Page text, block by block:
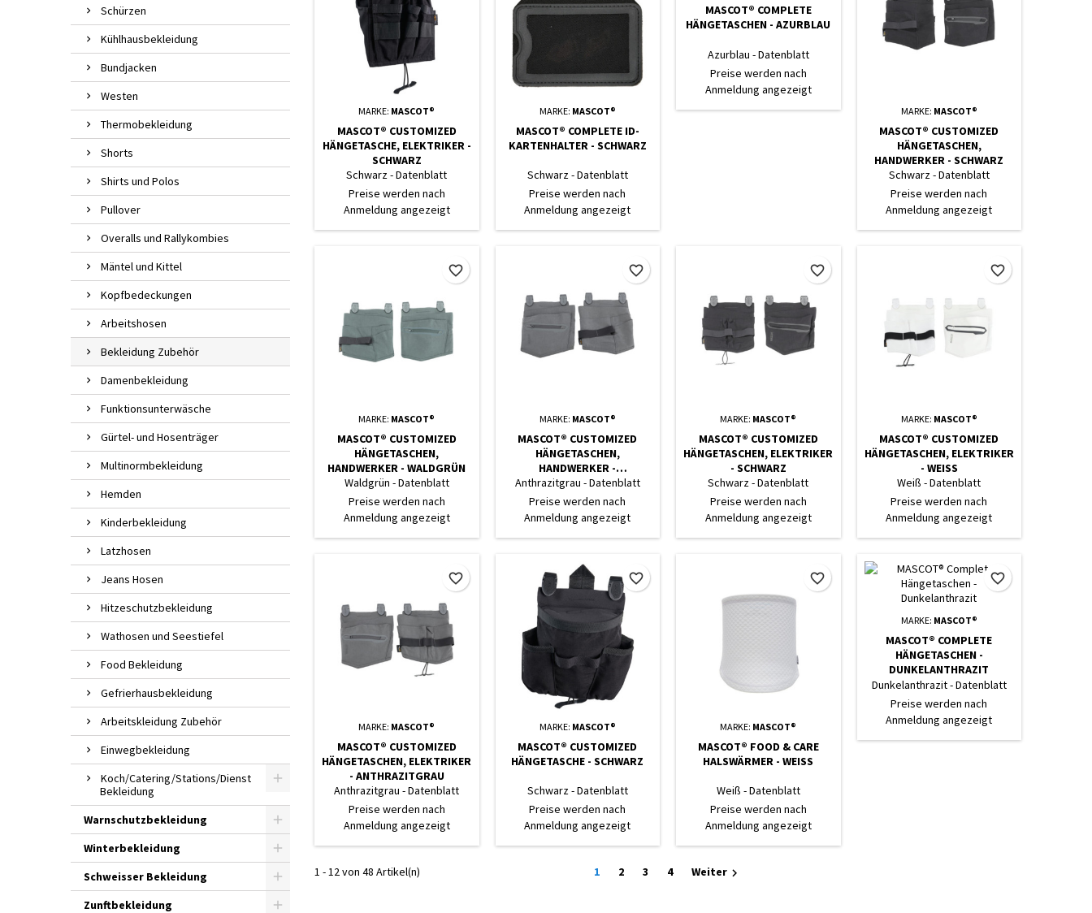
Schürzen
Kühlhausbekleidung
Bundjacken
Westen
Thermobekleidung
Shorts
Shirts und Polos
Pullover
Overalls und Rallykombies
Mäntel und Kittel
Kopfbedeckungen
Arbeitshosen
Bekleidung Zubehör
Damenbekleidung
Funktionsunterwäsche
Gürtel- und Hosenträger
Multinormbekleidung
Hemden
Kinderbekleidung
Latzhosen
Jeans Hosen
Hitzeschutzbekleidung
Wathosen und Seestiefel
Food Bekleidung
Gefrierhausbekleidung
Arbeitskleidung Zubehör
Einwegbekleidung
Koch/Catering/Stations/Dienst
Bekleidung
Warnschutzbekleidung
Winterbekleidung
Schweisser Bekleidung
Zunftbekleidung
MARKE: MASCOT®
MASCOT® CUSTOMIZED
HÄNGETASCHE, ELEKTRIKER -
SCHWARZ
Schwarz - Datenblatt
Preise werden nach
Anmeldung angezeigt
MARKE: MASCOT®
MASCOT® COMPLETE ID-
KARTENHALTER - SCHWARZ
Schwarz - Datenblatt
Preise werden nach
Anmeldung angezeigt
MASCOT® COMPLETE
HÄNGETASCHEN - AZURBLAU
Azurblau - Datenblatt
Preise werden nach
Anmeldung angezeigt
MARKE: MASCOT®
MASCOT® CUSTOMIZED
HÄNGETASCHEN,
HANDWERKER - SCHWARZ
Schwarz - Datenblatt
Preise werden nach
Anmeldung angezeigt
MARKE: MASCOT®
MASCOT® CUSTOMIZED
HÄNGETASCHEN,
HANDWERKER - WALDGRÜN
Waldgrün - Datenblatt
Preise werden nach
Anmeldung angezeigt
favorite_border
MARKE: MASCOT®
MASCOT® CUSTOMIZED
HÄNGETASCHEN,
HANDWERKER -
ANTHRAZITGRAU
Anthrazitgrau - Datenblatt
Preise werden nach
Anmeldung angezeigt
favorite_border
MARKE: MASCOT®
MASCOT® CUSTOMIZED
HÄNGETASCHEN, ELEKTRIKER
- SCHWARZ
Schwarz - Datenblatt
Preise werden nach
Anmeldung angezeigt
favorite_border
MARKE: MASCOT®
MASCOT® CUSTOMIZED
HÄNGETASCHEN, ELEKTRIKER
- WEISS
Weiß - Datenblatt
Preise werden nach
Anmeldung angezeigt
favorite_border
MARKE: MASCOT®
MASCOT® CUSTOMIZED
HÄNGETASCHEN, ELEKTRIKER
- ANTHRAZITGRAU
Anthrazitgrau - Datenblatt
Preise werden nach
Anmeldung angezeigt
favorite_border
MARKE: MASCOT®
MASCOT® CUSTOMIZED
HÄNGETASCHE - SCHWARZ
Schwarz - Datenblatt
Preise werden nach
Anmeldung angezeigt
favorite_border
MARKE: MASCOT®
MASCOT® FOOD & CARE
HALSWÄRMER - WEISS
Weiß - Datenblatt
Preise werden nach
Anmeldung angezeigt
favorite_border
MARKE: MASCOT®
MASCOT® COMPLETE
HÄNGETASCHEN -
DUNKELANTHRAZIT
Dunkelanthrazit - Datenblatt
Preise werden nach
Anmeldung angezeigt
favorite_border
1 - 12 von 48 Artikel(n) 1 2 3 4 Weiter 